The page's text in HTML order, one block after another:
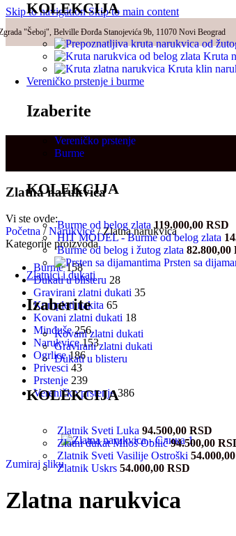
Skip to navigationSkip to main content
"Šeboj", Belville Đorđa Stanojevića 9b, 11070 Novi Beograd
KOLEKCIJA
Kruta
Kruta klin
Vereničko prstenje i burme
Izaberite
Vereničko prstenje
Burme
KOLEKCIJA
Burme od belog zlata119.000,00 RSD
HIT MODEL - Burme od belog zlata
Burme od belog i žutog zlata 82.800,00
Prsten sa
Zlatnici i dukati
Izaberite
Kovani zlatni dukati
Gravirani zlatni dukati
Dukati u blisteru
KOLEKCIJA
Zlatnik Sveti Luka 94.500,00 RSD
Zlatni dukat Miloš Obilić94.500,00
Zlatnik Sveti Vasilije Ostroški 54.000,00
Zlatnik Uskrs 54.000,00 RSD
Zlatna narukvica
Vi ste ovde:
Početna / Narukvice/ Zlatna narukvica
Kategorije proizvoda
Burme 158
Dukati u blisteru 28
Gravirani zlatni dukati 35
Kompleti nakita 65
Kovani zlatni dukati 18
Minđuše 256
Narukvice 153
Ogrlice 186
Privesci 43
Prstenje 239
Vereničko prstenje 386
Zumiraj sliku
Zlatna narukvica